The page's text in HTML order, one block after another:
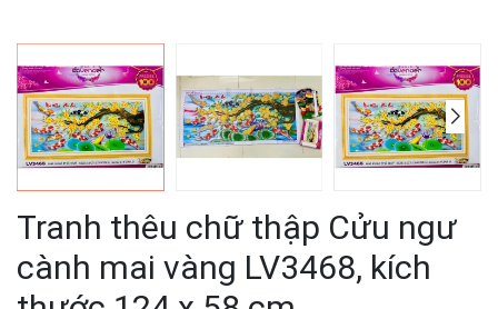
Tranh thêu chữ thập Cửu ngư
cành mai vàng LV3468, kích